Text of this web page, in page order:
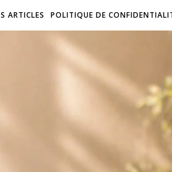
ARTICLES POLITIQUE DE